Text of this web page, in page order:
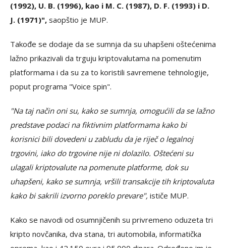
(1992), U. B. (1996), kao i M. C. (1987), D. F. (1993) i D.
J. (1971)", saopštio je MUP.
Takođe se dodaje da se sumnja da su uhapšeni oštećenima
lažno prikazivali da trguju kriptovalutama na pomenutim
platformama i da su za to koristili savremene tehnologije,
poput programa "Voice spin".
"Na taj način oni su, kako se sumnja, omogućili da se lažno
predstave podaci na fiktivnim platformama kako bi
korisnici bili dovedeni u zabludu da je riječ o legalnoj
trgovini, iako do trgovine nije ni dolazilo. Oštećeni su
ulagali kriptovalute na pomenute platforme, dok su
uhapšeni, kako se sumnja, vršili transakcije tih kriptovaluta
kako bi sakrili izvorno poreklo prevare", ističe MUP.
Kako se navodi od osumnjičenih su privremeno oduzeta tri
kripto novčanika, dva stana, tri automobila, informatička